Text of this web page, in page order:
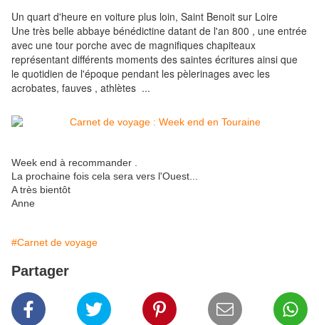
Un quart d'heure en voiture plus loin, Saint Benoit sur Loire
Une très belle abbaye bénédictine datant de l'an 800 , une entrée
avec une tour porche avec de magnifiques chapiteaux
représentant différents moments des saintes écritures ainsi que
le quotidien de l'époque pendant les pèlerinages avec les
acrobates, fauves , athlètes ...
Week end à recommander .
La prochaine fois cela sera vers l'Ouest...
A très bientôt
Anne
#Carnet de voyage
Partager